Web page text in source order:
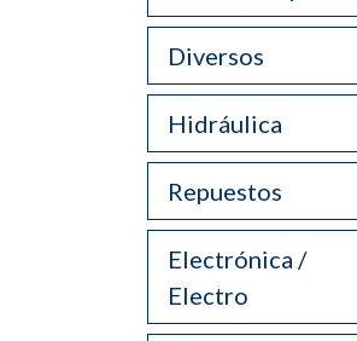
Diversos
Hidráulica
Repuestos
Electrónica /
Electro